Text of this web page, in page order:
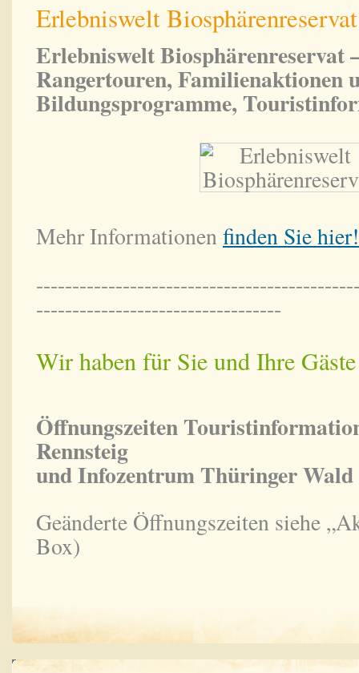
Erlebniswelt Biosphärenreservat
Erlebniswelt Biosphärenreservat
Rangertouren, Familienaktionen
Bildungsprogramme,
Mehr Informationenfinden Sie hier!
----------------------------------
Wir haben für Sie und Ihre
Öffnungszeiten
Rennsteig
und Infozentrum Thüringer Wald
Geänderte Öffnungszeiten siehe
Box)